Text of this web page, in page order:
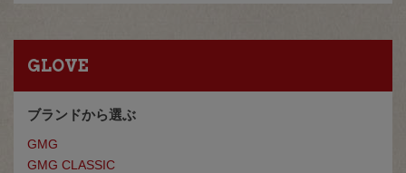
GLOVE
ブランドから選ぶ
GMG
GMG CLASSIC